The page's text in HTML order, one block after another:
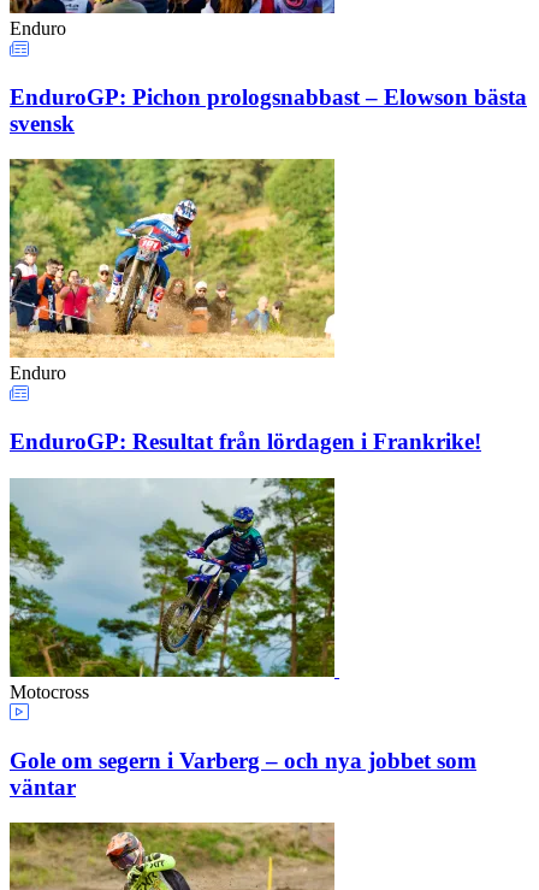
Enduro
EnduroGP: Pichon prologsnabbast – Elowson bästa
svensk
Enduro
EnduroGP: Resultat från lördagen i Frankrike!
Motocross
Gole om segern i Varberg – och nya jobbet som
väntar